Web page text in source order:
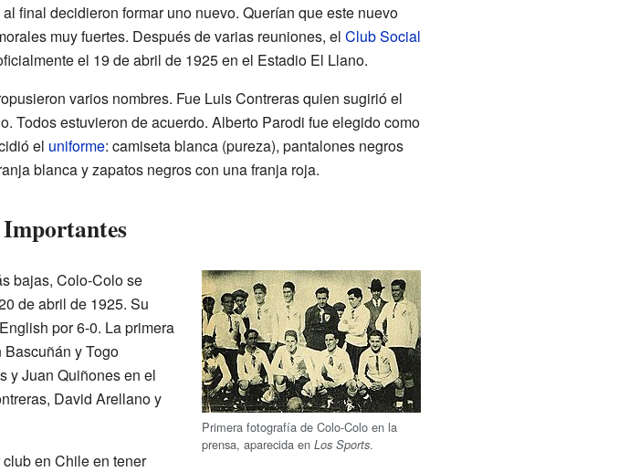
final decidieron formar uno nuevo. Querían que este nuevo
muy fuertes. Después de varias reuniones, el Club Social
el 19 de abril de 1925 en el Estadio El Llano.
varios nombres. Fue Luis Contreras quien sugirió el
Todos estuvieron de acuerdo. Alberto Parodi fue elegido como
el uniforme: camiseta blanca (pureza), pantalones negros
blanca y zapatos negros con una franja roja.
Primera fotografía de Colo-Colo en la
prensa, aparecida enLos Sports.
bajas, Colo-Colo se
de abril de 1925. Su
por 6-0. La primera
Bascuñán y Togo
y Juan Quiñones en el
David Arellano y
en Chile en tener